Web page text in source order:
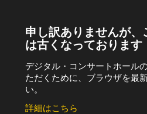
申し訳ありませんが
は古くなっております
デジタル・コンサートホール
ただくために、ブラウザを最
い。
詳細はこちら